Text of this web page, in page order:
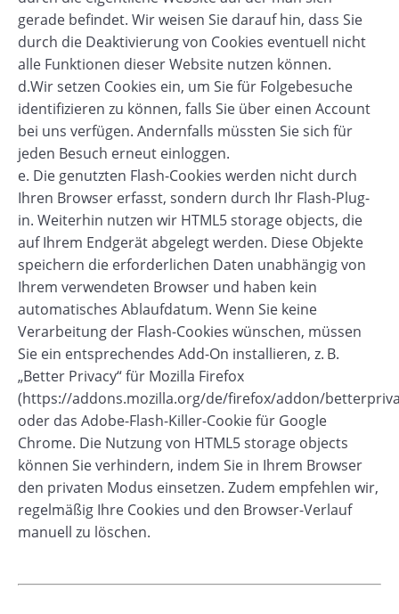
gerade befindet. Wir weisen Sie darauf hin, dass Sie
durch die Deaktivierung von Cookies eventuell nicht
alle Funktionen dieser Website nutzen können.
d.Wir setzen Cookies ein, um Sie für Folgebesuche
identifizieren zu können, falls Sie über einen Account
bei uns verfügen. Andernfalls müssten Sie sich für
jeden Besuch erneut einloggen.
e. Die genutzten Flash-Cookies werden nicht durch
Ihren Browser erfasst, sondern durch Ihr Flash-Plug-
in. Weiterhin nutzen wir HTML5 storage objects, die
auf Ihrem Endgerät abgelegt werden. Diese Objekte
speichern die erforderlichen Daten unabhängig von
Ihrem verwendeten Browser und haben kein
automatisches Ablaufdatum. Wenn Sie keine
Verarbeitung der Flash-Cookies wünschen, müssen
Sie ein entsprechendes Add-On installieren, z. B.
„Better Privacy“ für Mozilla Firefox
(https://addons.mozilla.org/de/firefox/addon/
oder das Adobe-Flash-Killer-Cookie für Google
Chrome. Die Nutzung von HTML5 storage objects
können Sie verhindern, indem Sie in Ihrem Browser
den privaten Modus einsetzen. Zudem empfehlen wir,
regelmäßig Ihre Cookies und den Browser-Verlauf
manuell zu löschen.